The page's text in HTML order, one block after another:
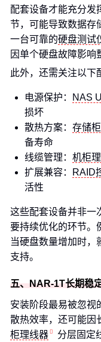
配套设备才能充分发
节，可能导致数据存
一台可靠的硬盘测试
因单个硬盘故障影响
此外，还需关注以下
电源保护： NAS
损坏
散热方案： 存储
备寿命
线缆管理： 机柜
扩展兼容：
RAID
活性
这些配套设备并非一
要持续优化的环节。
当硬盘数量增加时，
支持。
五、NAR-1T长期稳
安装阶段最易被忽视
散热效率，还可能因
柜理线器
分层固定